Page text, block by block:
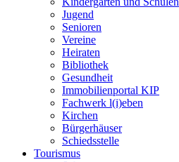
Jugend
Senioren
Vereine
Heiraten
Bibliothek
Gesundheit
Immobilienportal KIP
Fachwerk l(i)eben
Kirchen
Bürgerhäuser
Schiedsstelle
Tourismus